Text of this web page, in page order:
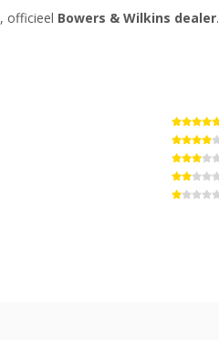
, officieel Bowers & Wilkins dealer.